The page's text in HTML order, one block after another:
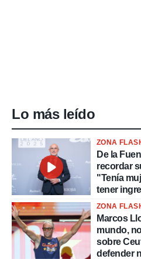
Lo más leído
ZONA
De la
recordar
"Tenía
tener
ZONA
Marcos
mundo,
sobre
defender